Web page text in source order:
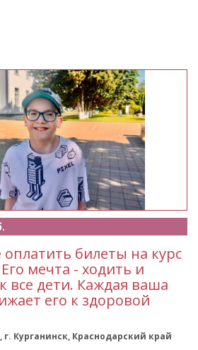
билеты на курс
мечта - ходить и
все дети. Каждая ваша
его к здоровой
г. Курганинск, Краснодарский край